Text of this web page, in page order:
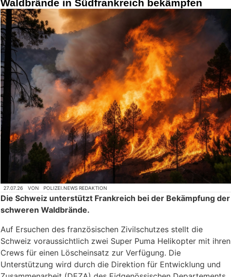
Waldbrände in Südfrankreich bekämpfen
27.07.26 VON POLIZEI.NEWS REDAKTION
Die Schweiz unterstützt Frankreich bei der Bekämpfung der
schweren Waldbrände.
Auf Ersuchen des französischen Zivilschutzes stellt die
Schweiz voraussichtlich zwei Super Puma Helikopter mit ihren
Crews für einen Löscheinsatz zur Verfügung. Die
Unterstützung wird durch die Direktion für Entwicklung und